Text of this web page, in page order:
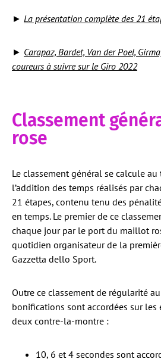
► La présentation complète des 21
► Carapaz, Bardet, Van der Poel,
coureurs à suivre sur le Giro 2022
Classement
rose
Le classement général se calcule
l’addition des temps réalisés par
21 étapes, contenu tenu des
en temps. Le premier de ce
chaque jour par le port du maillot
quotidien organisateur de la
Gazzetta dello Sport.
Outre ce classement de régularité
bonifications sont accordées sur les
deux contre-la-montre :
10, 6 et 4 secondes sont